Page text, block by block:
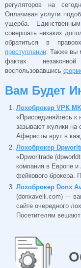
регуляторов на
Оплачивая услуги
ущерба.
совершать никаких
обратиться в
преступлении. Также вы
фактах
воспользовавшись
Вам Будет
Лохоброкер VPK
«Присоединяйтесь
зазывают жулики на
Аферисты врут в
Лохоброкер
«Dpworltrade
компания в Европе
фейкового брокера.
Лохоброкер Donx
(donxavelli.com) —
сайте очередного
Посетителям